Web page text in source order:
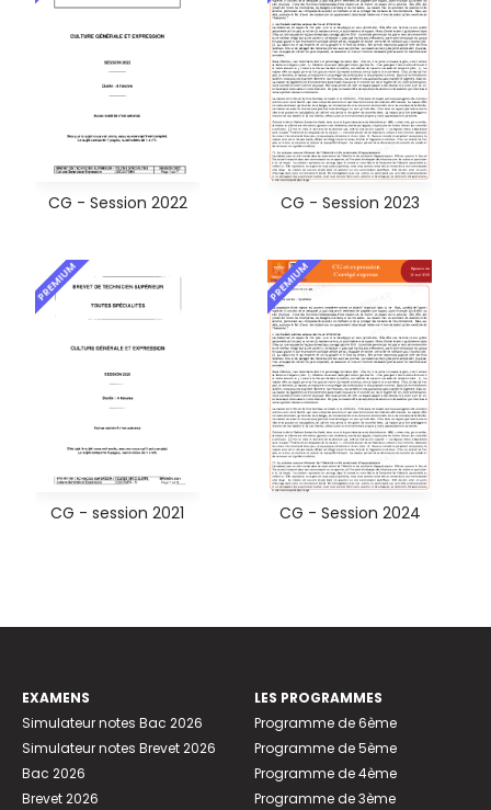
CG - Session 2022 CG - Session 2023
PREMIUM
CG - session 2021
PREMIUM
CG - Session 2024
EXAMENS
Simulateur notes Bac 2026
Simulateur notes Brevet 2026
Bac 2026
Brevet 2026
LES PROGRAMMES
Programme de 6ème
Programme de 5ème
Programme de 4ème
Programme de 3ème